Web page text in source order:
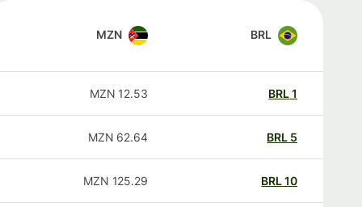
BRL
MZN
BRL
12.53
MZN
BRL
62.64
MZN
BRL
125.29
MZN